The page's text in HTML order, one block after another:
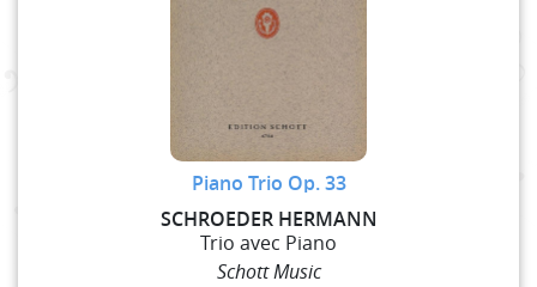
Piano Trio Op. 33
SCHROEDER HERMANN
Trio avec Piano
Schott Music